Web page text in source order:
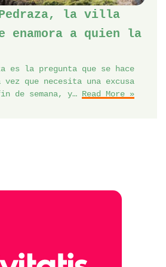
Pedraza, la villa
enamora a quien la
es la pregunta que se hace
vez que necesita una excusa
de semana, y… Read More »